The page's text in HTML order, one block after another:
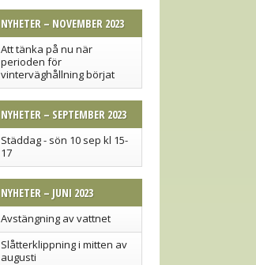
NYHETER – NOVEMBER 2023
Att tänka på nu när
perioden för
vinterväghållning börjat
NYHETER – SEPTEMBER 2023
Städdag - sön 10 sep kl 15-
17
NYHETER – JUNI 2023
Avstängning av vattnet
Slåtterklippning i mitten av
augusti